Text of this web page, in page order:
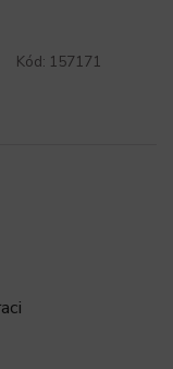
Kód: 157171